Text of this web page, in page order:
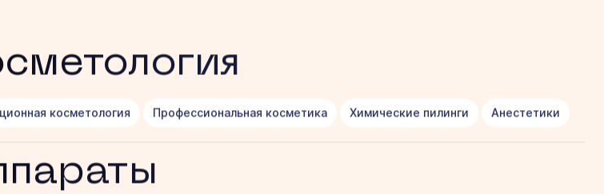
косметология Профессиональная косметика Химические пилинги Анестетики